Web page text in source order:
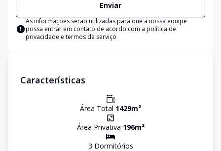
Enviar
As informações serão utilizadas para que a nossa equipe
possa entrar em contato de acordo com a política de
privacidade e termos de serviço
Características
Área Total 1429m²
Área Privativa 196m²
3 Dormitórios